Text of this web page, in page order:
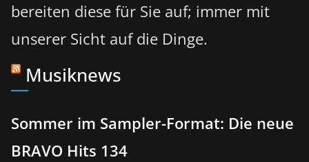
bereiten diese für Sie auf; immer mit
unserer Sicht auf die Dinge.
Musiknews
Sommer im Sampler-Format: Die neue
BRAVO Hits 134